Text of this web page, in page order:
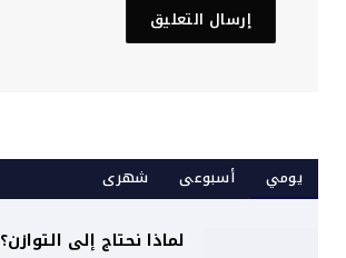
يومي أسبوعى شهرى
لماذا نحتاج إلى التوازن؟